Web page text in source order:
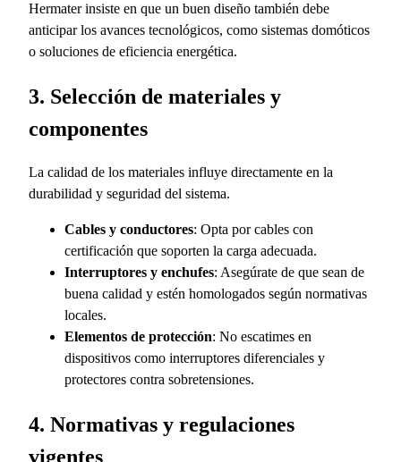
Hermater insiste en que un buen diseño también debe
anticipar los avances tecnológicos, como sistemas domóticos
o soluciones de eficiencia energética.
3. Selección de materiales y
componentes
La calidad de los materiales influye directamente en la
durabilidad y seguridad del sistema.
Cables y conductores: Opta por cables con
certificación que soporten la carga adecuada.
Interruptores y enchufes: Asegúrate de que sean de
buena calidad y estén homologados según normativas
locales.
Elementos de protección: No escatimes en
dispositivos como interruptores diferenciales y
protectores contra sobretensiones.
4. Normativas y regulaciones
vigentes